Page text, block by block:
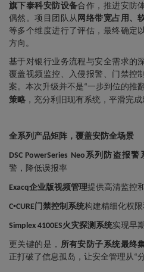
旗下泰科安防设备合作，推进安防
偶然。项目团队从 网络带宽占用、
等多个维度进行了评估，最终确定以
方向。
基于对银行业务流程与安全需求的
覆盖视频监控、入侵报警、门禁控
案。本次升级并不是“一步到位的推
策略 ，充分利旧现有系统，平滑完
全系列产品矩阵，覆盖安防全场景
DSC PowerSeries Neo 系列防盗报警
警，降低误报率
Exacq企业版视频管理提供高清监控
C•CURE门禁控制系统构建精细化权
Simplex 4100ES火灾探测系统实现早
更关键的是， 所有安防子系统最终
正打破了信息孤岛，让安全管理从 “